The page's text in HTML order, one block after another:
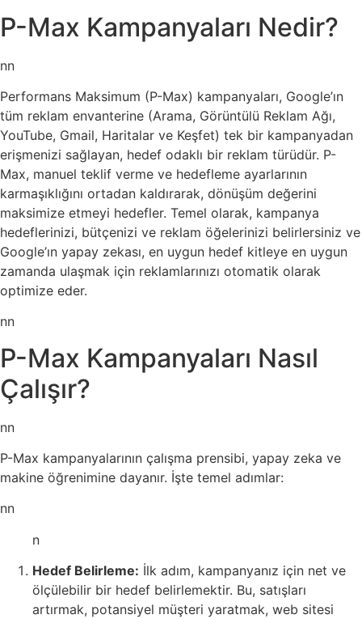
P-Max Kampanyaları Nedir?
nn
Performans Maksimum (P-Max) kampanyaları, Google’ın
tüm reklam envanterine (Arama, Görüntülü Reklam Ağı,
YouTube, Gmail, Haritalar ve Keşfet) tek bir kampanyadan
erişmenizi sağlayan, hedef odaklı bir reklam türüdür. P-
Max, manuel teklif verme ve hedefleme ayarlarının
karmaşıklığını ortadan kaldırarak, dönüşüm değerini
maksimize etmeyi hedefler. Temel olarak, kampanya
hedeflerinizi, bütçenizi ve reklam öğelerinizi belirlersiniz ve
Google’ın yapay zekası, en uygun hedef kitleye en uygun
zamanda ulaşmak için reklamlarınızı otomatik olarak
optimize eder.
nn
P-Max Kampanyaları Nasıl
Çalışır?
nn
P-Max kampanyalarının çalışma prensibi, yapay zeka ve
makine öğrenimine dayanır. İşte temel adımlar:
nn
n
Hedef Belirleme: İlk adım, kampanyanız için net ve
ölçülebilir bir hedef belirlemektir. Bu, satışları
artırmak, potansiyel müşteri yaratmak, web sitesi